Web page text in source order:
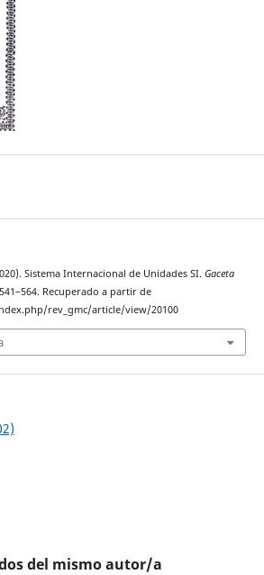
Sistema Internacional de Unidades SI. Gaceta
Recuperado a partir de
rev_gmc/article/view/20100
del mismo autor/a